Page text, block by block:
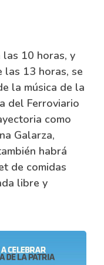
las 10 horas, y
las 13 horas, se
la música de la
del Ferroviario
como
Galarza,
habrá
de comidas
libre y